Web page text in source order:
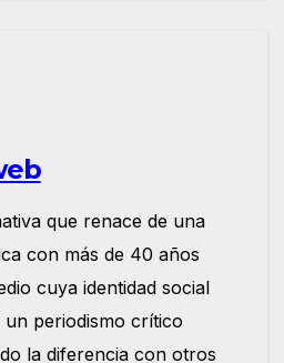
que renace de una
con más de 40 años
cuya identidad social
un periodismo crítico
la diferencia con otros